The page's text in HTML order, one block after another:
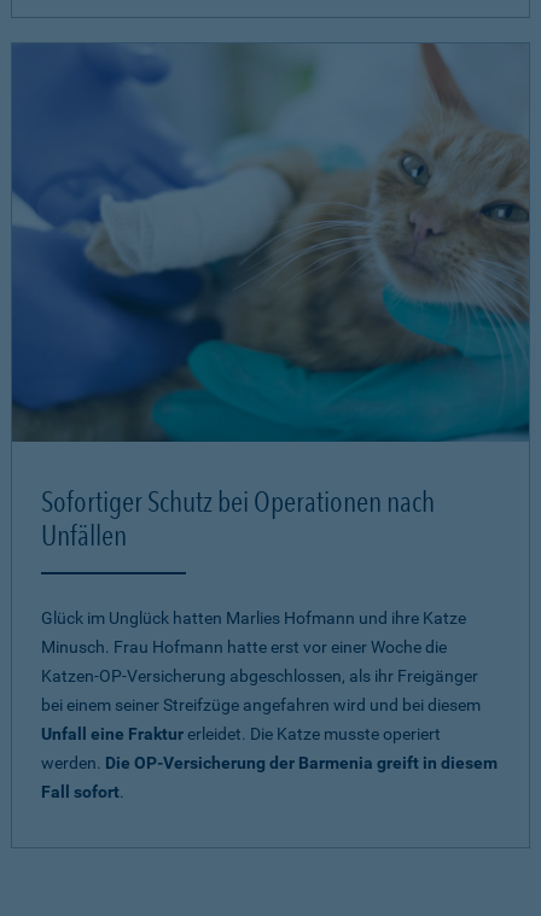
Sofortiger Schutz bei Operationen nach
Unfällen
Glück im Unglück hatten Marlies Hofmann und ihre Katze
Minusch. Frau Hofmann hatte erst vor einer Woche die
Katzen-OP-Versicherung abgeschlossen, als ihr Freigänger
bei einem seiner Streifzüge angefahren wird und bei diesem
Unfall eine Frakturerleidet. Die Katze musste operiert
werden. Die OP-Versicherung der Barmenia greift in diesem
Fall sofort.